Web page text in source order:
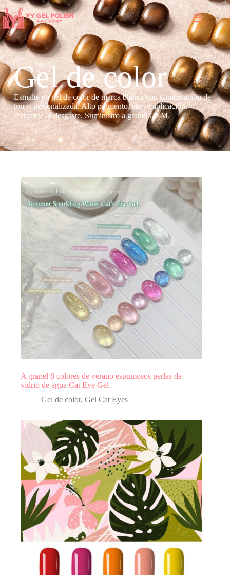
Gel de color
Esmalte en gel de color de marca blanca con combinación de
tonos personalizada. Alto pigmento, suave aplicación,
resistente al desgaste. Suministro a granel OEM.
A granel 8 colores de verano espumosos perlas de
vidrio de agua Cat Eye Gel
Gel de color, Gel Cat Eyes